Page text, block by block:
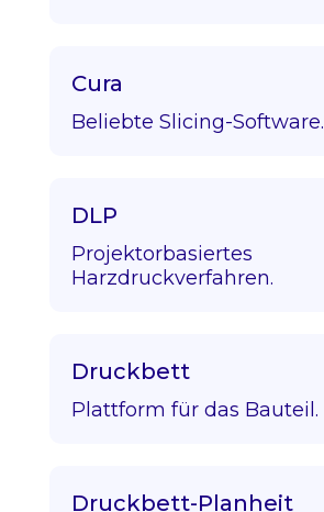
Cura
Beliebte Slicing-Software.
DLP
Projektorbasiertes
Harzdruckverfahren.
Druckbett
Plattform für das Bauteil.
Druckbett-Planheit